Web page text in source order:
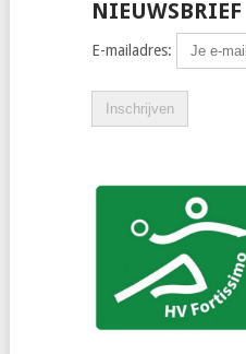
NIEUWSBRIEF
E-mailadres: